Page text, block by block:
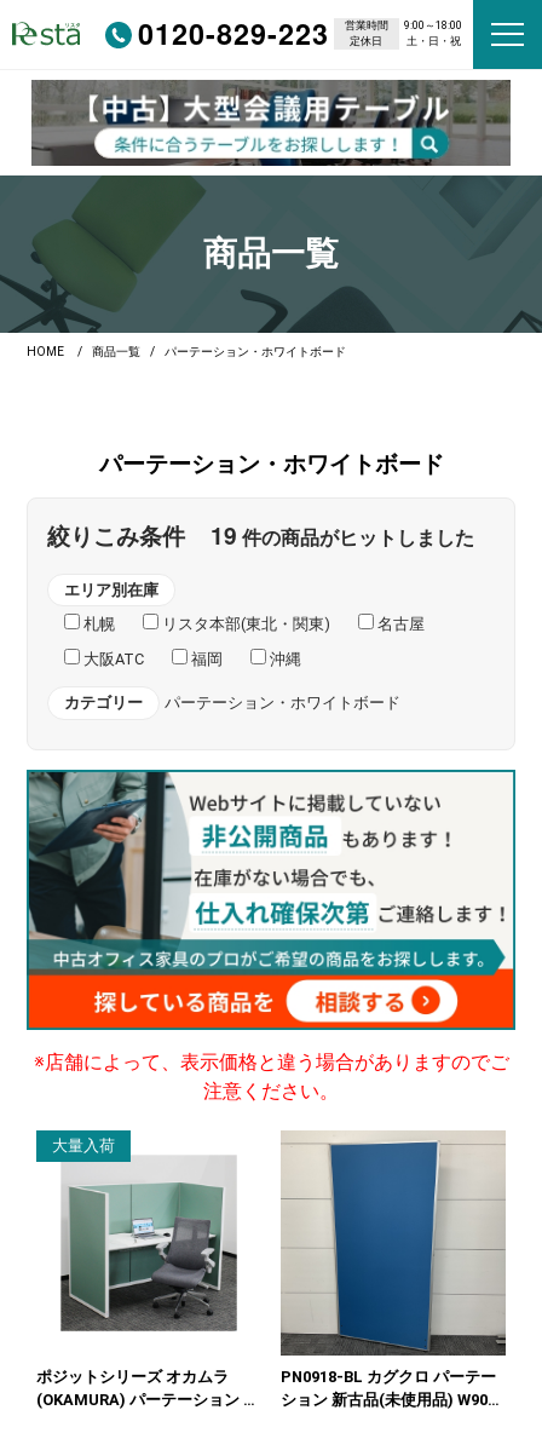
0120-829-223 営業時間
9:00～18:00
定休日
土・日・祝
商品一覧
HOME 商品一覧 パーテーション・ホワイトボード
パーテーション・ ホワイトボード
絞りこみ条件 19 件の商品がヒットしました
エリア別在庫
札幌
リスタ本部(東北・関東)
名古屋
大阪ATC
福岡 沖縄
カテゴリー パーテーション・ホワイトボード
※店舗によって、表示価格と違う場合がありますのでご
注意ください。
大量入荷
ポジットシリーズ オカムラ
(OKAMURA) パーテーション 平
PN0918-BL カグクロ パーテー
ション 新古品(未使用品) W900